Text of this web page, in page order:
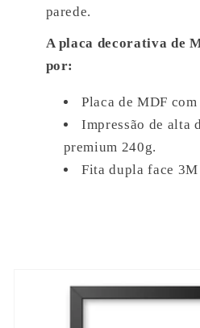
parede.
A placa decorativa de
por:
Placa de MDF
Impressão de alta
premium 240g.
Fita dupla face